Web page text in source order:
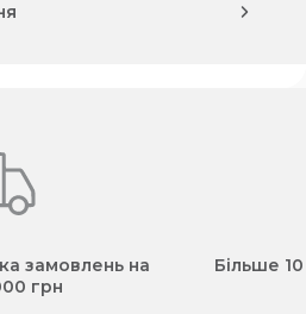
замовлень на
грн
Більше